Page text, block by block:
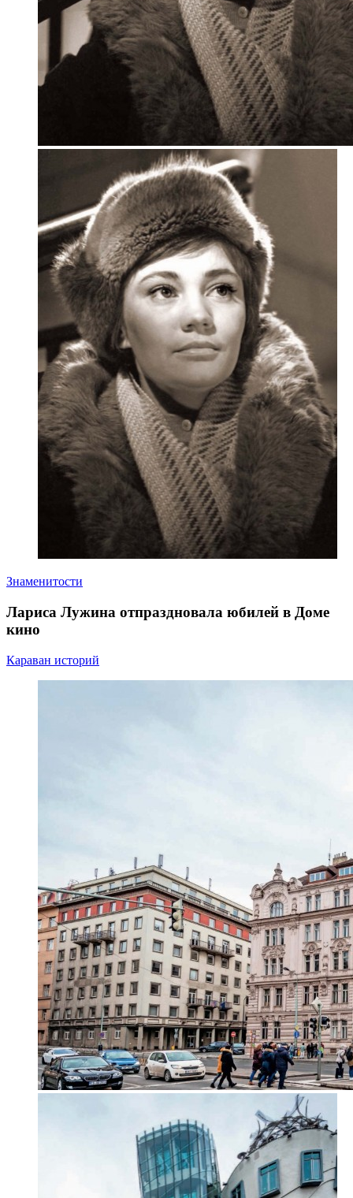
Знаменитости
Лариса Лужина отпраздновала юбилей в Доме
кино
Караван историй